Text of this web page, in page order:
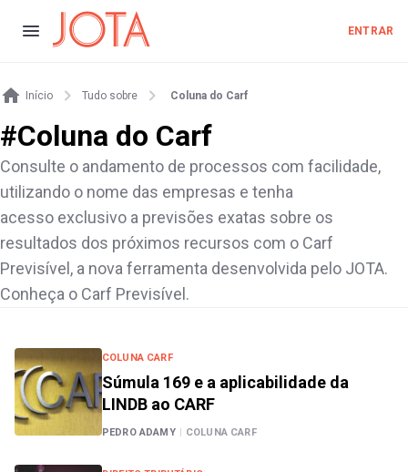
ENTRAR
Início Tudo sobre Coluna do Carf
#Coluna do Carf
Consulte o andamento de processos com facilidade,
utilizando o nome das empresas e tenha
acesso exclusivo a previsões exatas sobre os
resultados dos próximos recursos com o Carf
Previsível, a nova ferramenta desenvolvida pelo JOTA.
Conheça o Carf Previsível.
COLUNA CARF
Súmula 169 e a aplicabilidade da
LINDB ao CARF
PEDRO ADAMY | COLUNA CARF